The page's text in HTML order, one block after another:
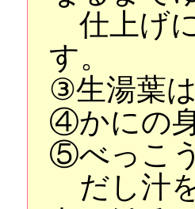
仕上げ
す。
③生湯葉
④かにの
⑤べっこ
だし汁